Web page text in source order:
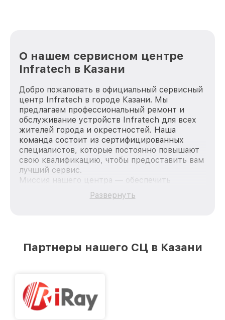
О нашем сервисном центре
Infratech в Казани
Добро пожаловать в официальный сервисный
центр Infratech в городе Казани. Мы
предлагаем профессиональный ремонт и
обслуживание устройств Infratech для всех
жителей города и окрестностей. Наша
команда состоит из сертифицированных
специалистов, которые постоянно повышают
свою квалификацию, чтобы предоставить вам
лучший сервис.
Миссия нашего центра — обеспечить
качественный и доступный ремонт для
каждого пользователя продукции Infratech,
лучшим сервисным центром Infratech в
Развернуть
Партнеры нашего СЦ в Казани